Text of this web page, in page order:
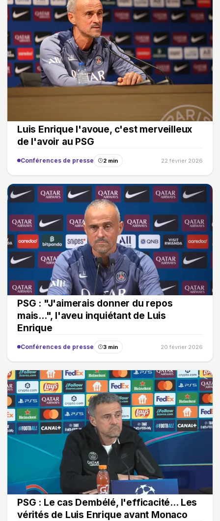
Luis Enrique l'avoue, c'est merveilleux
de l'avoir au PSG
Conférences de presse 2 min 22 février 2026
PSG : "J'aimerais donner du repos
mais...", l'aveu inquiétant de Luis
Enrique
Conférences de presse 3 min 20 février 2026
PSG : Le cas Dembélé, l'efficacité… Les
vérités de Luis Enrique avant Monaco